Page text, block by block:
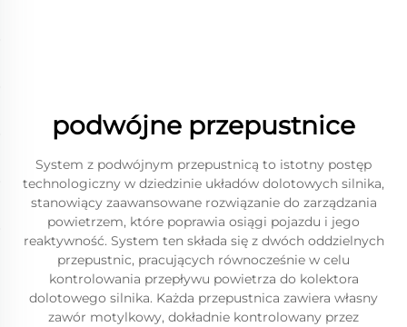
podwójne przepustnice
System z podwójnym przepustnicą to istotny postęp
technologiczny w dziedzinie układów dolotowych silnika,
stanowiący zaawansowane rozwiązanie do zarządzania
powietrzem, które poprawia osiągi pojazdu i jego
reaktywność. System ten składa się z dwóch oddzielnych
przepustnic, pracujących równocześnie w celu
kontrolowania przepływu powietrza do kolektora
dolotowego silnika. Każda przepustnica zawiera własny
zawór motylkowy, dokładnie kontrolowany przez